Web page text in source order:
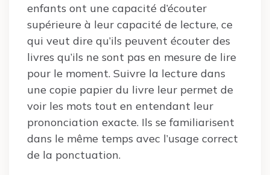
enfants ont une capacité d’écouter
supérieure à leur capacité de lecture, ce
qui veut dire qu’ils peuvent écouter des
livres qu’ils ne sont pas en mesure de lire
pour le moment. Suivre la lecture dans
une copie papier du livre leur permet de
voir les mots tout en entendant leur
prononciation exacte. Ils se familiarisent
dans le même temps avec l’usage correct
de la ponctuation.